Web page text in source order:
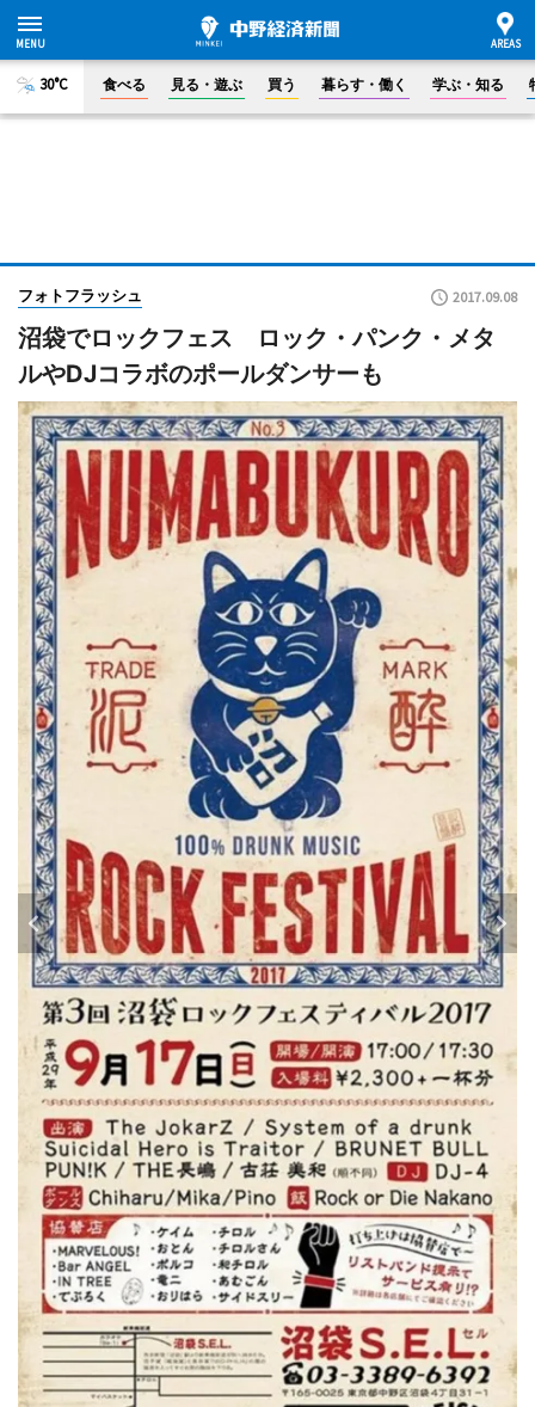
30°C 食べる 見る・遊ぶ 買う 暮らす・働く 学ぶ・知る
フォトフラッシュ 2017.09.08
沼袋でロックフェス ロック・パンク・メタ
ルやDJコラボのポールダンサーも